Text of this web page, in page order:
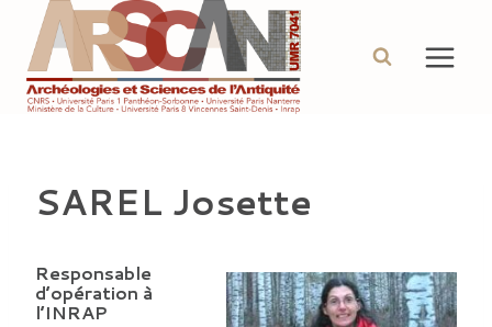
contenu
SAREL Josette
Responsable
d’opération à
l’INRAP